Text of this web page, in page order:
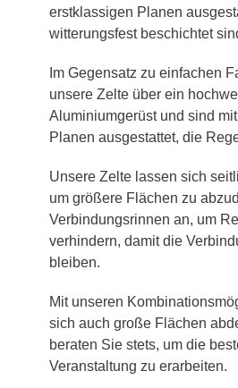
erstklassigen Planen
witterungsfest beschichtet
Im Gegensatz zu einfachen
unsere Zelte über ein
Aluminiumgerüst und sind
Planen ausgestattet, die
Unsere Zelte lassen sich
um größere Flächen zu
Verbindungsrinnen an, um
verhindern, damit die
bleiben.
Mit unseren
sich auch große Flächen
beraten Sie stets, um die
Veranstaltung zu erarbeiten.